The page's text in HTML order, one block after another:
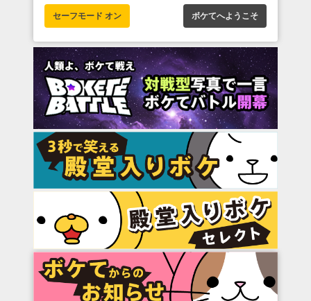
セーフモード オン ボケてへようこそ